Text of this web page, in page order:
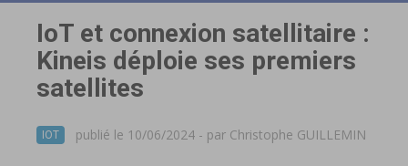
IoT et connexion satellitaire :
Kineis déploie ses premiers
satellites
IOT publié le 10/06/2024 - par Christophe GUILLEMIN